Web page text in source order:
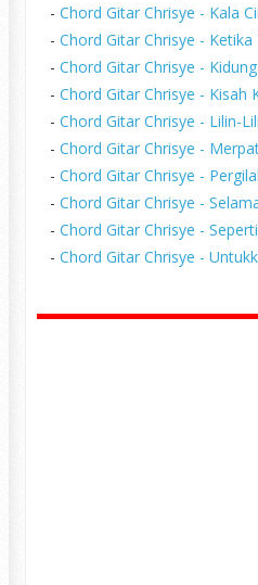
-Chord Gitar Chrisye - Kala
-Chord Gitar Chrisye -
-Chord Gitar Chrisye - Kidung
-Chord Gitar Chrisye - Kisah
-Chord Gitar Chrisye - Lilin-
-Chord Gitar Chrisye -
-Chord Gitar Chrisye -
-Chord Gitar Chrisye -
-Chord Gitar Chrisye -
-Chord Gitar Chrisye -